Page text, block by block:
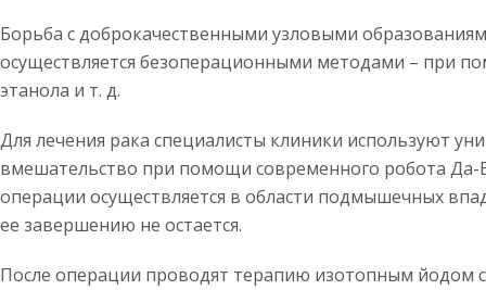
Борьба с доброкачественными узловыми
осуществляется безоперационными методами – при
этанола и т. д.
Для лечения рака специалисты клиники используют
вмешательство при помощи современного робота Да-
операции осуществляется в области подмышечных
ее завершению не остается.
После операции проводят терапию изотопным йодом